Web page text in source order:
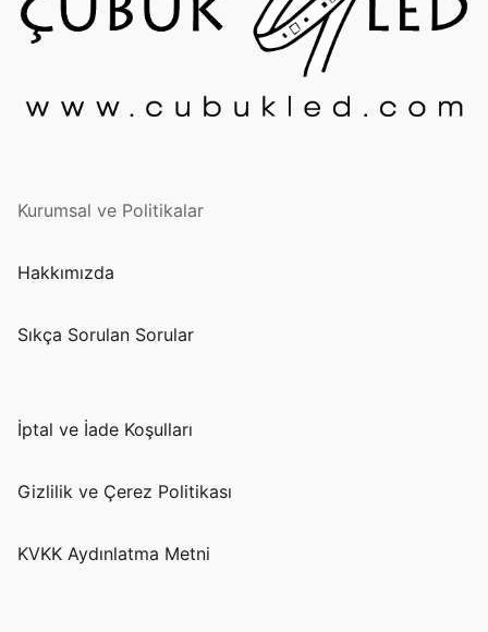
Kurumsal ve Politikalar
Hakkımızda
Sıkça Sorulan Sorular
İptal ve İade Koşulları
Gizlilik ve Çerez Politikası
KVKK Aydınlatma Metni